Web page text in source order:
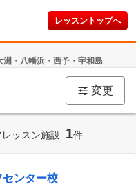
レッスントップへ
洲・八幡浜・西予・宇和島
変更
ッスン施設 1件
ンター校